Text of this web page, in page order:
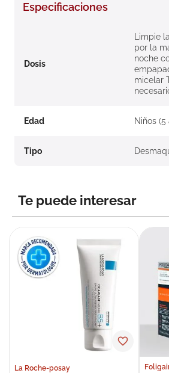
Especificaciones
Dosis
Limpie
por la
noche
micelar
Edad Niños (5
Tipo
Te puede interesar
La Roche-posay